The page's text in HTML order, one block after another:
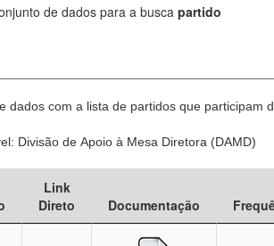
Informação
Abertos
de dados para a busca partido
dados com a lista de partidos que participam
Divisão de Apoio à Mesa Diretora (DAMD)
Link
Direto
Documentação